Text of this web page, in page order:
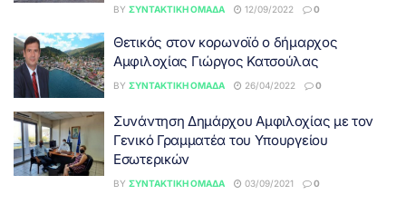
BY ΣΥΝΤΑΚΤΙΚΉ ΟΜΆΔΑ 12/09/2022 0
Θετικός στον κορωνοϊό ο δήμαρχος
Αμφιλοχίας Γιώργος Κατσούλας
BY ΣΥΝΤΑΚΤΙΚΉ ΟΜΆΔΑ 26/04/2022 0
Συνάντηση Δημάρχου Αμφιλοχίας με τον
Γενικό Γραμματέα του Υπουργείου
Εσωτερικών
BY ΣΥΝΤΑΚΤΙΚΉ ΟΜΆΔΑ 03/09/2021 0